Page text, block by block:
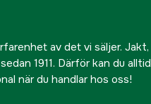
av det vi säljer. Jakt,
1911. Därför kan du alltid
när du handlar hos oss!